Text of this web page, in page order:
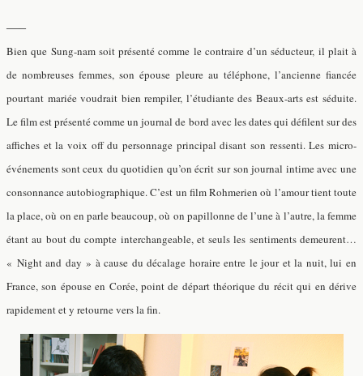
—–
Bien que Sung-nam soit présenté comme le contraire d’un séducteur, il plait à
de nombreuses femmes, son épouse pleure au téléphone, l’ancienne fiancée
pourtant mariée voudrait bien rempiler, l’étudiante des Beaux-arts est séduite.
Le film est présenté comme un journal de bord avec les dates qui défilent sur des
affiches et la voix off du personnage principal disant son ressenti. Les micro-
événements sont ceux du quotidien qu’on écrit sur son journal intime avec une
consonnance autobiographique.C’est un film Rohmerien où l’amour tient toute
la place, où on en parle beaucoup, où on papillonne de l’une à l’autre, la femme
étant au bout du compte interchangeable, et seuls les sentiments demeurent…
« Night and day » à cause du décalage horaire entre le jour et la nuit, lui en
France, son épouse en Corée, point de départ théorique du récit qui en dérive
rapidement et y retourne vers la fin.